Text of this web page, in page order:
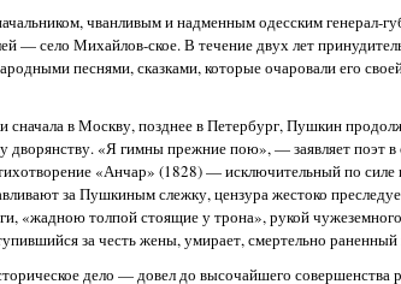
чванливым и надменным одесским
— село Михайлов-ское. В течение двух лет
песнями, сказками, которые очаровали его
в Москву, позднее в Петербург, Пушкин
дворянству. «Я гимны прежние пою», — заявляет поэт
«Анчар» (1828) — исключительный по силе
за Пушкиным слежку, цензура жестоко
«жадною толпой стоящие у трона», рукой
за честь жены, умирает, смертельно раненный
дело — довел до высочайшего совершенства